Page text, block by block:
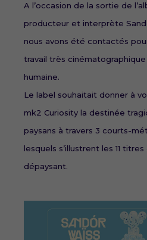
A l’occasion de la sortie de
producteur et interprète
nous avons été contactés
travail très
humaine.
Le label souhaitait donner à
mk2 Curiosity la destinée
paysans à travers 3 courts-
lesquels s’illustrent les 11
dépaysant.